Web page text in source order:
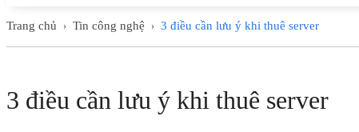
Trang chủ › Tin công nghệ › 3 điều cần lưu ý khi thuê server
3 điều cần lưu ý khi thuê server